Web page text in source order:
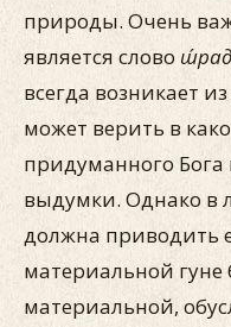
природы. Очень
является слово
всегда возникает
может верить в
придуманного
выдумки. Однако в
должна приводить
материальной гуне
материальной,